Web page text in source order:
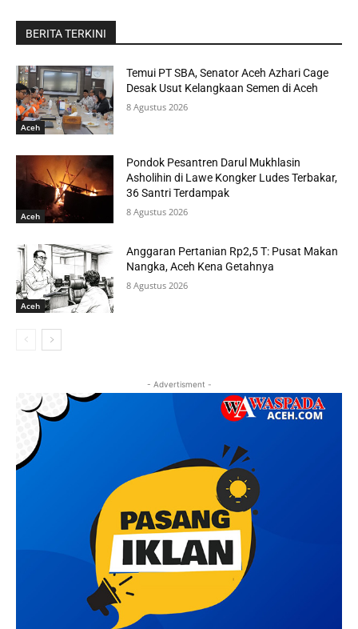
BERITA TERKINI
Aceh
Temui PT SBA, Senator Aceh Azhari Cage
Desak Usut Kelangkaan Semen di Aceh
8 Agustus 2026
Aceh
Pondok Pesantren Darul Mukhlasin
Asholihin di Lawe Kongker Ludes Terbakar,
36 Santri Terdampak
8 Agustus 2026
Aceh
Anggaran Pertanian Rp2,5 T: Pusat Makan
Nangka, Aceh Kena Getahnya
8 Agustus 2026
- Advertisment -